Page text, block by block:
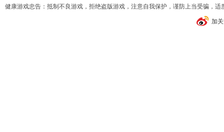
健康游戏忠告：抵制不良游戏，拒绝盗版游戏，注意自我保护，谨防上当受骗，
加